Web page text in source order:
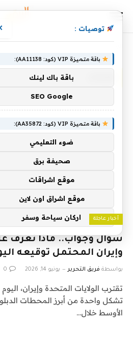
أخبار عاجلة
سؤال وجواب.. ماذا نعرف
وإيران المحتمل توقيعه
بواسطة فريق التحرير يونيو 14, 2026 0
تقترب الولايات المتحدة وإيران،
تشكل واحدة من أبرز المحطات
الأوسط خلال…
توصيات :
باقة متميزة VIP (كود: AA11138):
باقة باك لينك
SEO Google
باقة متميزة VIP (كود: AA35872):
ضوء التعليمي
صحيفة برق
موقع اشراقات
موقع اشراق اون لاين
اركان سياحة وسفر